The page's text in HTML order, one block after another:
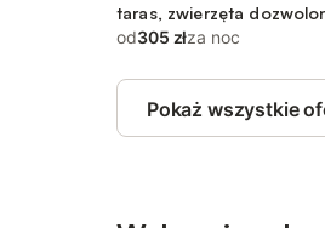
taras, zwierzęta
od305 złza noc
Pokaż wszystkie